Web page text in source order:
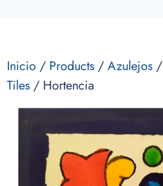
Inicio/ Products/Azulejos/
Tiles/ Hortencia